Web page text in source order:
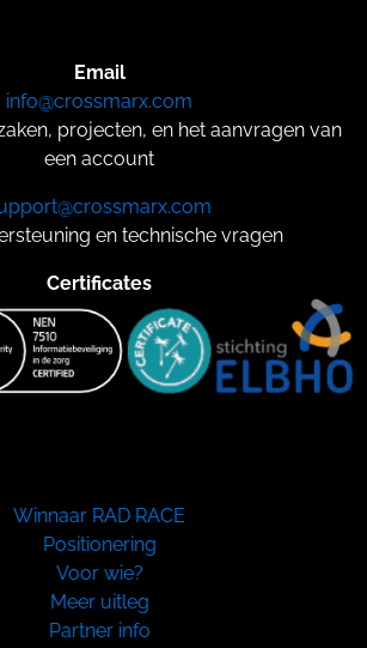
Email
info@crossmarx.com
projecten, en het aanvragen van
een account
en technische vragen
Certificates
Winnaar RAD RACE
Positionering
Voor wie?
Meer uitleg
Partner info